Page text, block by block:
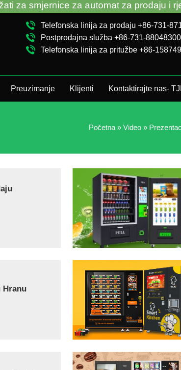
Telefonska linija za prodaju +86-731-
Postprodajna služba +86-731-88048300
Telefonska linija za pritužbe +86-
Preuzimanje Klijenti Kontaktirajte nas-
Početna » Video »
Hranu
smjernice za automat za prodaju i